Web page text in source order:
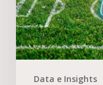
Data e Insights